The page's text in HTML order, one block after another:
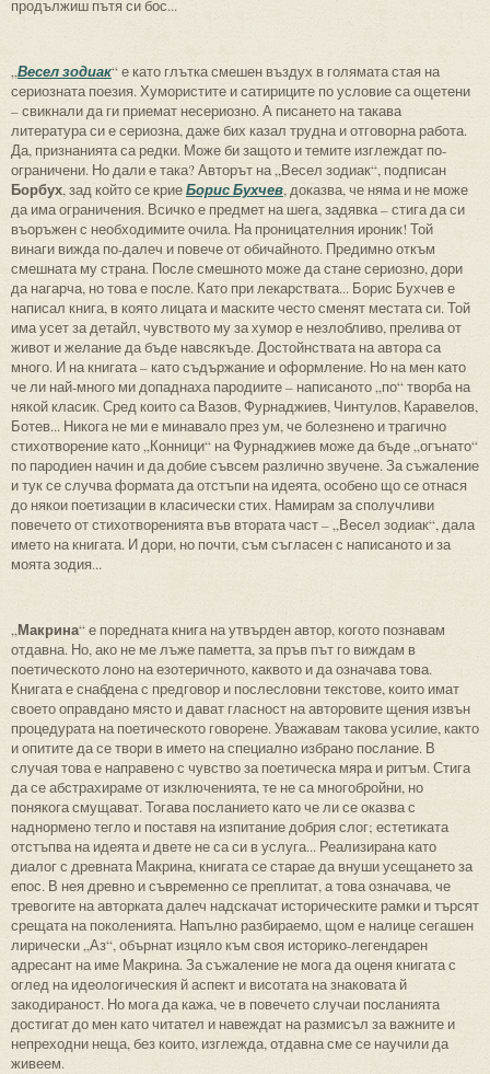
продължиш пътя си бос...
„Весел зодиак“ е като глътка смешен въздух в голямата стая на
сериозната поезия. Хумористите и сатириците по условие са ощетени
– свикнали да ги приемат несериозно. А писането на такава
литература си е сериозна, даже бих казал трудна и отговорна работа.
Да, признанията са редки. Може би защото и темите изглеждат по-
ограничени. Но дали е така? Авторът на „Весел зодиак“, подписан
Борбух, зад който се криеБорис Бухчев, доказва, че няма и не може
да има ограничения. Всичко е предмет на шега, задявка – стига да си
въоръжен с необходимите очила. На проницателния ироник! Той
винаги вижда по-далеч и повече от обичайното. Предимно откъм
смешната му страна. После смешното може да стане сериозно, дори
да нагарча, но това е после. Като при лекарствата... Борис Бухчев е
написал книга, в която лицата и маските често сменят местата си. Той
има усет за детайл, чувството му за хумор е незлобливо, прелива от
живот и желание да бъде навсякъде. Достойнствата на автора са
много. И на книгата – като съдържание и оформление. Но на мен като
че ли най-много ми допаднаха пародиите – написаното „по“ творба на
някой класик. Сред които са Вазов, Фурнаджиев, Чинтулов, Каравелов,
Ботев... Никога не ми е минавало през ум, че болезнено и трагично
стихотворение като „Конници“ на Фурнаджиев може да бъде „огънато“
по пародиен начин и да добие съвсем различно звучене. За съжаление
и тук се случва формата да отстъпи на идеята, особено що се отнася
до някои поетизации в класически стих. Намирам за сполучливи
повечето от стихотворенията във втората част – „Весел зодиак“, дала
името на книгата. И дори, но почти, съм съгласен с написаното и за
моята зодия...
„Макрина“ е поредната книга на утвърден автор, когото познавам
отдавна. Но, ако не ме лъже паметта, за пръв път го виждам в
поетическото лоно на езотеричното, каквото и да означава това.
Книгата е снабдена с предговор и послесловни текстове, които имат
своето оправдано място и дават гласност на авторовите щения извън
процедурата на поетическото говорене. Уважавам такова усилие, както
и опитите да се твори в името на специално избрано послание. В
случая това е направено с чувство за поетическа мяра и ритъм. Стига
да се абстрахираме от изключенията, те не са многобройни, но
понякога смущават. Тогава посланието като че ли се оказва с
наднормено тегло и поставя на изпитание добрия слог; естетиката
отстъпва на идеята и двете не са си в услуга... Реализирана като
диалог с древната Макрина, книгата се старае да внуши усещането за
епос. В нея древно и съвременно се преплитат, а това означава, че
тревогите на авторката далеч надскачат историческите рамки и търсят
срещата на поколенията. Напълно разбираемо, щом е налице сегашен
лирически „Аз“, обърнат изцяло към своя историко-легендарен
адресант на име Макрина. За съжаление не мога да оценя книгата с
оглед на идеологическия й аспект и висотата на знаковата й
закодираност. Но мога да кажа, че в повечето случаи посланията
достигат до мен като читател и навеждат на размисъл за важните и
непреходни неща, без които, изглежда, отдавна сме се научили да
живеем.